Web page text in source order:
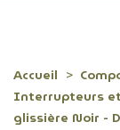
Accueil
Interrupteurs
glissière Noir -